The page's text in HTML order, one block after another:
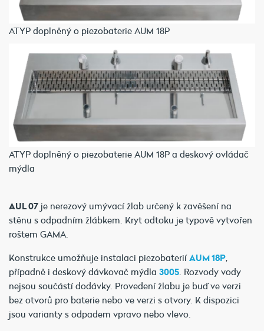
ATYP doplněný o piezobaterie AUM 18P
ATYP doplněný o piezobaterie AUM 18P a deskový ovládač
mýdla
AUL 07 je nerezový umývací žlab určený k zavěšení na
stěnu s odpadním žlábkem. Kryt odtoku je typově vytvořen
roštem GAMA.
Konstrukce umožňuje instalaci piezobateriíAUM 18P,
případně i deskový dávkovač mýdla 3005. Rozvody vody
nejsou součástí dodávky. Provedení žlabu je buď ve verzi
bez otvorů pro baterie nebo ve verzi s otvory. K dispozici
jsou varianty s odpadem vpravo nebo vlevo.